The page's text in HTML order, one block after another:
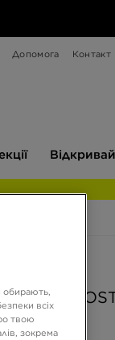
Допомога Контакт
Відкривай
обирають,
всіх
твою
зокрема